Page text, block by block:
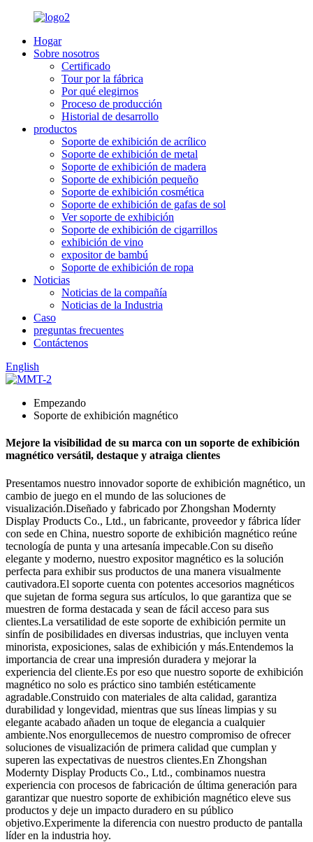
Hogar
Sobre nosotros
Certificado
Tour por la fábrica
Por qué elegirnos
Proceso de producción
Historial de desarrollo
productos
Soporte de exhibición de acrílico
Soporte de exhibición de metal
Soporte de exhibición de madera
Soporte de exhibición pequeño
Soporte de exhibición cosmética
Soporte de exhibición de gafas de sol
Ver soporte de exhibición
Soporte de exhibición de cigarrillos
exhibición de vino
expositor de bambú
Soporte de exhibición de ropa
Noticias
Noticias de la compañía
Noticias de la Industria
Caso
preguntas frecuentes
Contáctenos
English
Empezando
Soporte de exhibición magnético
Mejore la visibilidad de su marca con un soporte de exhibición
magnético versátil, destaque y atraiga clientes
Presentamos nuestro innovador soporte de exhibición magnético, un
cambio de juego en el mundo de las soluciones de
visualización.Diseñado y fabricado por Zhongshan Modernty
Display Products Co., Ltd., un fabricante, proveedor y fábrica líder
con sede en China, nuestro soporte de exhibición magnético reúne
tecnología de punta y una artesanía impecable.Con su diseño
elegante y moderno, nuestro expositor magnético es la solución
perfecta para exhibir sus productos de una manera visualmente
cautivadora.El soporte cuenta con potentes accesorios magnéticos
que sujetan de forma segura sus artículos, lo que garantiza que se
muestren de forma destacada y sean de fácil acceso para sus
clientes.La versatilidad de este soporte de exhibición permite un
sinfín de posibilidades en diversas industrias, que incluyen venta
minorista, exposiciones, salas de exhibición y más.Entendemos la
importancia de crear una impresión duradera y mejorar la
experiencia del cliente.Es por eso que nuestro soporte de exhibición
magnético no solo es práctico sino también estéticamente
agradable.Construido con materiales de alta calidad, garantiza
durabilidad y longevidad, mientras que sus líneas limpias y su
elegante acabado añaden un toque de elegancia a cualquier
ambiente.Nos enorgullecemos de nuestro compromiso de ofrecer
soluciones de visualización de primera calidad que cumplan y
superen las expectativas de nuestros clientes.En Zhongshan
Modernty Display Products Co., Ltd., combinamos nuestra
experiencia con procesos de fabricación de última generación para
garantizar que nuestro soporte de exhibición magnético eleve sus
productos y deje un impacto duradero en su público
objetivo.Experimente la diferencia con nuestro producto de pantalla
líder en la industria hoy.